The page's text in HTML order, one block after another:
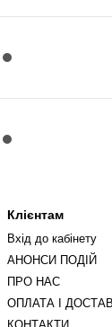
Клієнтам
Вхід до кабінету
АНОНСИ ПОДІЙ
ПРО НАС
ОПЛАТА І